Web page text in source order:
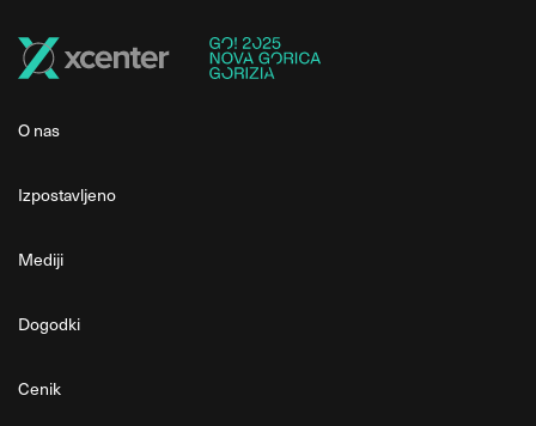
O nas
Izpostavljeno
Mediji
Dogodki
Cenik